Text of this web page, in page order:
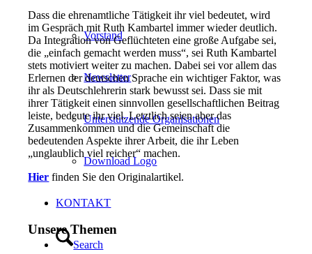
Vorstand
Newsletter
Unterstützende Organisationen
Download Logo
KONTAKT
Search
Dass die ehrenamtliche Tätigkeit ihr viel bedeutet, wird
im Gespräch mit Ruth Kambartel immer wieder deutlich.
Da Integration von Geflüchteten eine große Aufgabe sei,
die „einfach gemacht werden muss“, sei Ruth Kambartel
stets motiviert weiter zu machen. Dabei sei vor allem das
Erlernen der deutschen Sprache ein wichtiger Faktor, was
ihr als Deutschlehrerin stark bewusst sei. Dass sie mit
ihrer Tätigkeit einen sinnvollen gesellschaftlichen Beitrag
leiste, bedeute ihr viel. Letztlich seien aber das
Zusammenkommen und die Gemeinschaft die
bedeutenden Aspekte ihrer Arbeit, die ihr Leben
„unglaublich viel reicher“ machen.
Hier finden Sie den Originalartikel.
Unsere Themen